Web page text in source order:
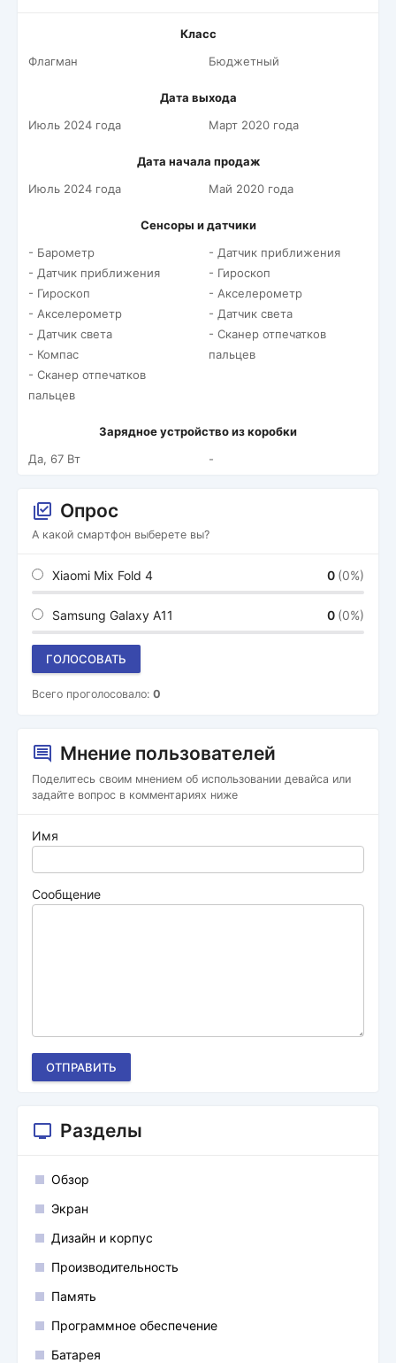
Класс
Флагман
Бюджетный
Дата выхода
Июль 2024 года
Март 2020 года
Дата начала продаж
Июль 2024 года
Май 2020 года
Сенсоры и датчики
- Барометр
- Датчик приближения
- Гироскоп
- Акселерометр
- Датчик света
- Компас
- Сканер отпечатков
пальцев
- Датчик приближения
- Гироскоп
- Акселерометр
- Датчик света
- Сканер отпечатков
пальцев
Зарядное устройство из коробки
Да, 67 Вт
-
Опрос
А какой смартфон выберете вы?
Xiaomi Mix Fold 4 0 (0%)
Samsung Galaxy A11 0 (0%)
ГОЛОСОВАТЬ
Всего проголосовало: 0
Мнение пользователей
Поделитесь своим мнением об использовании девайса или
задайте вопрос в комментариях ниже
Имя
Сообщение
ОТПРАВИТЬ
Разделы
Обзор
Экран
Дизайн и корпус
Производительность
Память
Программное обеспечение
Батарея